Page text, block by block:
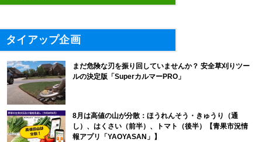
タイアップ企画
まだ危険な刃を振り回していませんか？ 安全草刈りツー
ルの決定版「SuperカルマーPRO」
8月は高値の山が分散：ほうれんそう・きゅうり（通
し）、はくさい（前半）、トマト（後半）【青果市況情
報アプリ「YAOYASAN」】